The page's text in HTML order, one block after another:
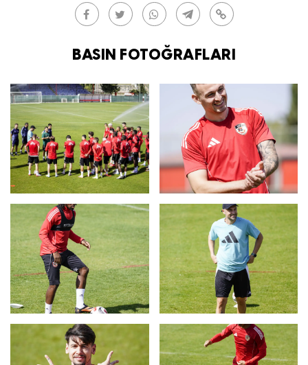
BASIN FOTOĞRAFLARI